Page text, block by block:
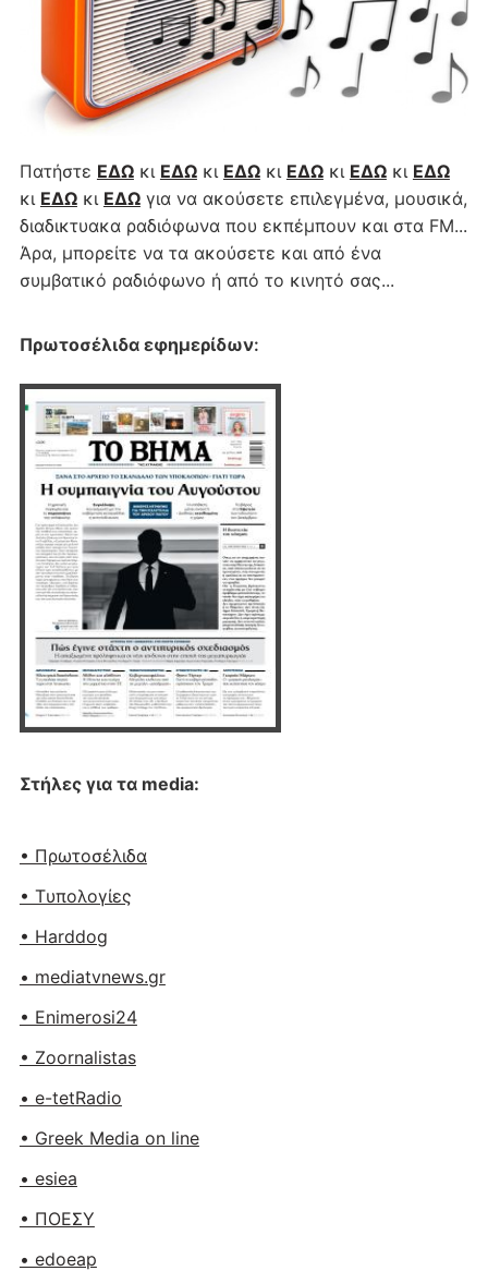
Πατήστε ΕΔΩκι ΕΔΩκι ΕΔΩκι ΕΔΩκι ΕΔΩκι ΕΔΩ
κι ΕΔΩκι ΕΔΩγια να ακούσετε επιλεγμένα, μουσικά,
διαδικτυακα ραδιόφωνα που εκπέμπουν και στα FM...
Άρα, μπορείτε να τα ακούσετε και από ένα
συμβατικό ραδιόφωνο ή από το κινητό σας...
Πρωτοσέλιδα εφημερίδων:
Στήλες για τα media:
• Πρωτοσέλιδα
• Tυπολογίες
• Harddog
• mediatvnews.gr
• Enimerosi24
• Zoornalistas
• e-tetRadio
• Greek Media on line
• esiea
• ΠΟΕΣΥ
• edoeap